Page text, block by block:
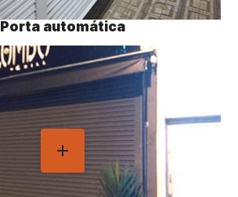
Porta automática